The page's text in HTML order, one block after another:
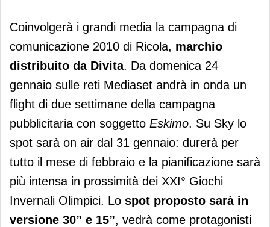
Ricola
Coinvolgerà i grandi media la campagna di
comunicazione 2010 di Ricola, marchio
distribuito da Divita. Da domenica 24
gennaio sulle reti Mediaset andrà in onda un
flight di due settimane della campagna
pubblicitaria con soggetto Eskimo. Su Sky lo
spot sarà on air dal 31 gennaio: durerà per
tutto il mese di febbraio e la pianificazione sarà
più intensa in prossimità dei XXI° Giochi
Invernali Olimpici. Lo spot proposto sarà in
versione 30” e 15”, vedrà come protagonisti